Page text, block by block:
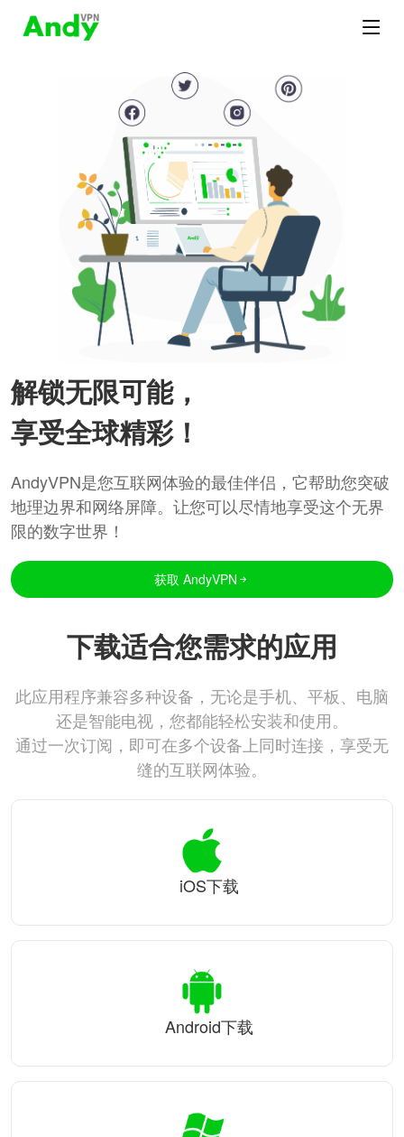
解锁无限可能，
享受全球精彩！
AndyVPN是您互联网体验的最佳伴侣，它帮助您突破
地理边界和网络屏障。让您可以尽情地享受这个无界
限的数字世界！
获取 AndyVPN
下载适合您需求的应用
此应用程序兼容多种设备，无论是手机、平板、电脑
还是智能电视，您都能轻松安装和使用。
通过一次订阅，即可在多个设备上同时连接，享受无
缝的互联网体验。
iOS下载
Android下载